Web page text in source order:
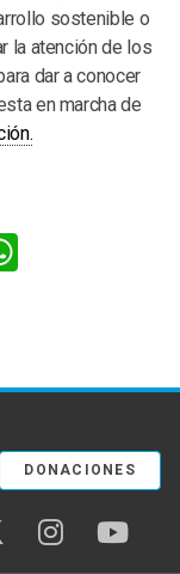
sostenible o
la atención de los
dar a conocer
en marcha de
DONACIONES
twitter instagram